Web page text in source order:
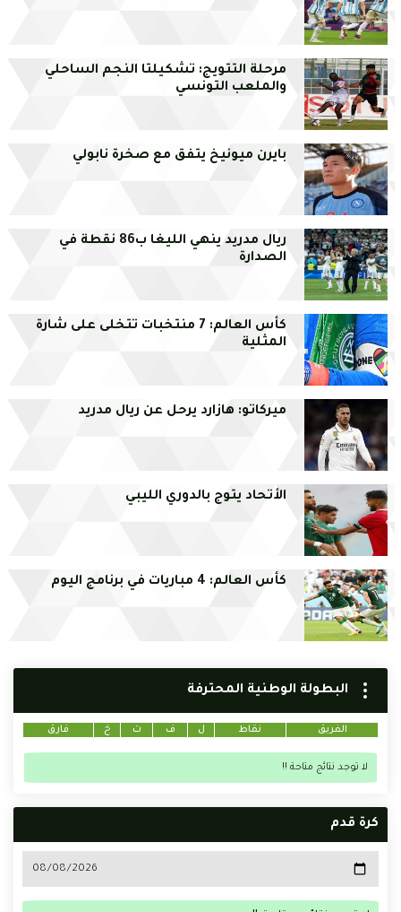
مرحلة التتويج: تشكيلتا النجم الساحلي
والملعب التونسي
بايرن ميونيخ يتفق مع صخرة نابولي
ريال مدريد ينهي الليغا ب86 نقطة في
الصدارة
كأس العالم: 7 منتخبات تتخلى على شارة
المثلية
ميركاتو: هازارد يرحل عن ريال مدريد
الأتحاد يتوج بالدوري الليبي
كأس العالم: 4 مباريات في برنامج اليوم
البطولة الوطنية المحترفة
الفريق نقاط ل ف ت خ فارق
لا توجد نتائج متاحة !!
كرة قدم